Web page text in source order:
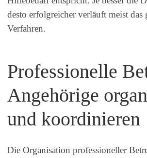
desto erfolgreicher verläuft meist das
Verfahren.
Professionelle
Angehörige
und koordinieren
Die Organisation professioneller